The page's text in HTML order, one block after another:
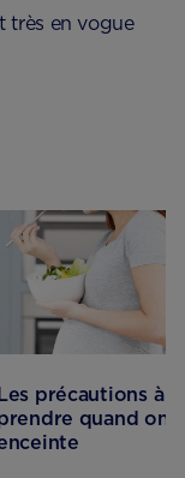
très en vogue
précautions à
quand on